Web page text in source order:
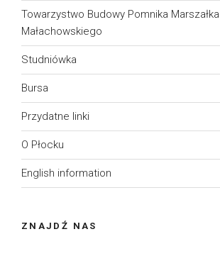
Towarzystwo Budowy Pomnika
Małachowskiego
Studniówka
Bursa
Przydatne linki
O Płocku
English information
ZNAJDŹ NAS